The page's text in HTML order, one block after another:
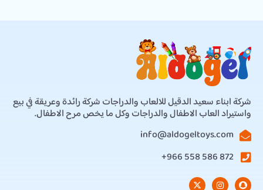
شركة ابناء سعيد الدقيل للالعاب والدراجات شركة رائدة وعريقة في بيع
واستيراد العاب الاطفال والدراجات وكل ما يخص مرح الاطفال.
info@aldogeltoys.com
872 586 558 966+